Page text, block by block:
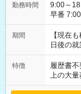
勤務時間
9:00～18:00（休憩60
早番 7:00～
い」 「
たくない
の方へ
の勤務
期間
【現在
日後の就
特徴 履歴書不
上の大量